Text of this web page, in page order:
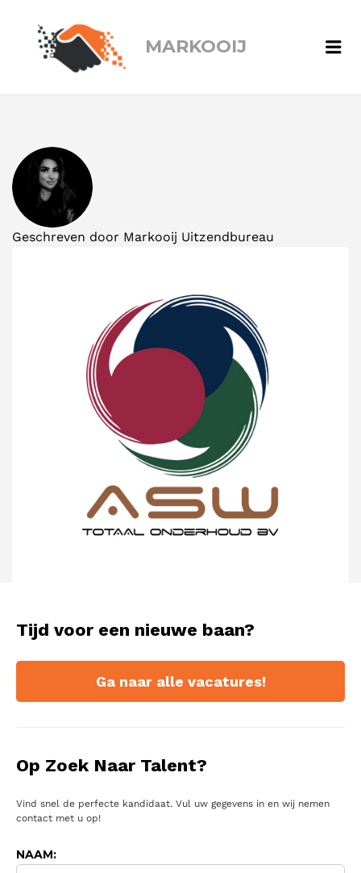
MARKOOIJ
Geschreven door Markooij Uitzendbureau
ASW Totaal Onderhoud
Tijd voor een nieuwe baan?
Ga naar alle vacatures!
Op Zoek Naar Talent?
Vind snel de perfecte kandidaat. Vul uw gegevens in en wij nemen
contact met u op!
NAAM: